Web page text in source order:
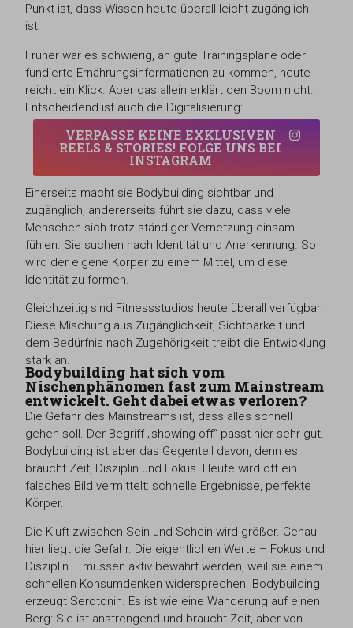
Punkt ist, dass Wissen heute überall leicht zugänglich
ist.
Früher war es schwierig, an gute Trainingspläne oder
fundierte Ernährungsinformationen zu kommen, heute
reicht ein Klick. Aber das allein erklärt den Boom nicht.
Entscheidend ist auch die Digitalisierung:
VERPASSE KEINE EXKLUSIVEN
REELS & STORIES! FOLGE UNS BEI
INSTAGRAM
Einerseits macht sie Bodybuilding sichtbar und
zugänglich, andererseits führt sie dazu, dass viele
Menschen sich trotz ständiger Vernetzung einsam
fühlen. Sie suchen nach Identität und Anerkennung. So
wird der eigene Körper zu einem Mittel, um diese
Identität zu formen.
Gleichzeitig sind Fitnessstudios heute überall verfügbar.
Diese Mischung aus Zugänglichkeit, Sichtbarkeit und
dem Bedürfnis nach Zugehörigkeit treibt die Entwicklung
stark an.
Bodybuilding hat sich vom
Nischenphänomen fast zum Mainstream
entwickelt. Geht dabei etwas verloren?
Die Gefahr des Mainstreams ist, dass alles schnell
gehen soll. Der Begriff „showing off“ passt hier sehr gut.
Bodybuilding ist aber das Gegenteil davon, denn es
braucht Zeit, Disziplin und Fokus. Heute wird oft ein
falsches Bild vermittelt: schnelle Ergebnisse, perfekte
Körper.
Die Kluft zwischen Sein und Schein wird größer. Genau
hier liegt die Gefahr. Die eigentlichen Werte – Fokus und
Disziplin – müssen aktiv bewahrt werden, weil sie einem
schnellen Konsumdenken widersprechen. Bodybuilding
erzeugt Serotonin. Es ist wie eine Wanderung auf einen
Berg: Sie ist anstrengend und braucht Zeit, aber von